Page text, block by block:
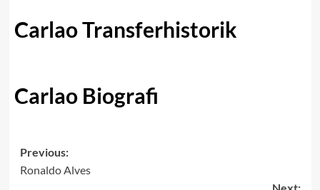
Carlao Transferhistorik
Carlao Biografi
Post
navigation
Previous:
Ronaldo Alves